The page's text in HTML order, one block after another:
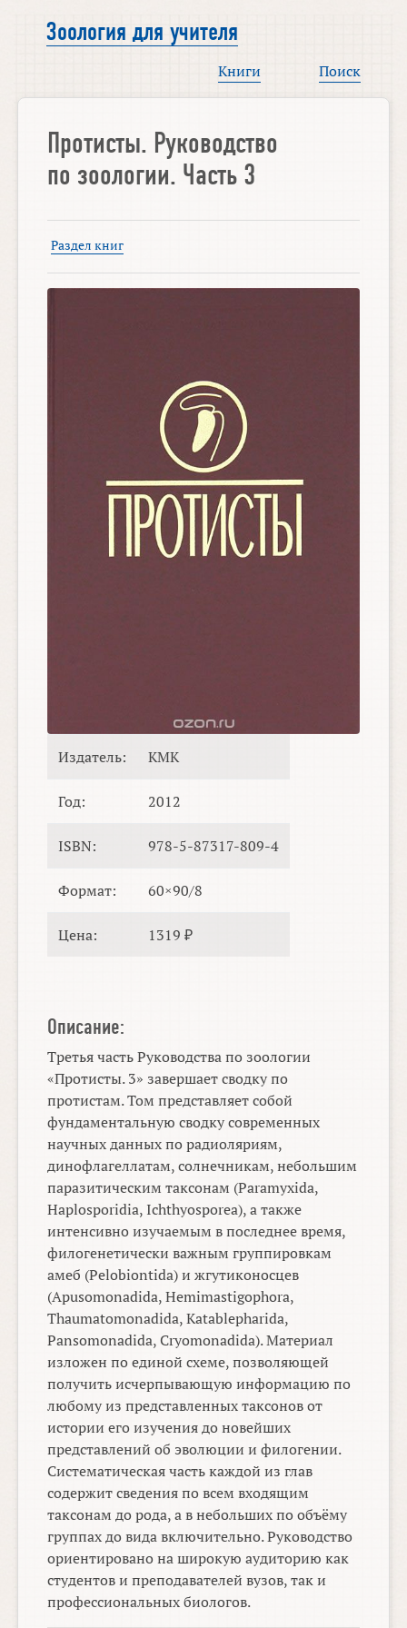
Зоология для учителя
Книги Поиск
Протисты. Руководство
по зоологии. Часть 3
Раздел книг
Издатель: КМК
Год: 2012
ISBN: 978-5-87317-809-4
Формат: 60×90/8
Цена: 1319 ₽
Описание:
Третья часть Руководства по зоологии
«Протисты. 3» завершает сводку по
протистам. Том представляет собой
фундаментальную сводку современных
научных данных по радиоляриям,
динофлагеллатам, солнечникам, небольшим
паразитическим таксонам (Paramyxida,
Haplosporidia, Ichthyosporea), а также
интенсивно изучаемым в последнее время,
филогенетически важным группировкам
амеб (Pelobiontida) и жгутиконосцев
(Apusomonadida, Hemimastigophora,
Thaumatomonadida, Katablepharida,
Pansomonadida, Cryomonadida). Материал
изложен по единой схеме, позволяющей
получить исчерпывающую информацию по
любому из представленных таксонов от
истории его изучения до новейших
представлений об эволюции и филогении.
Систематическая часть каждой из глав
содержит сведения по всем входящим
таксонам до рода, а в небольших по объёму
группах до вида включительно. Руководство
ориентировано на широкую аудиторию как
студентов и преподавателей вузов, так и
профессиональных биологов.